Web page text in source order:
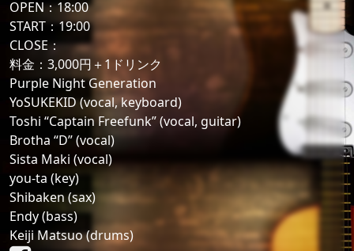
OPEN：18:00
START：19:00
CLOSE：
料金：3,000円＋1ドリンク
Purple Night Generation
YoSUKEKID (vocal, keyboard)
Toshi “Captain Freefunk” (vocal, guitar)
Brotha “D” (vocal)
Sista Maki (vocal)
you-ta (key)
Shibaken (sax)
Endy (bass)
Keiji Matsuo (drums)